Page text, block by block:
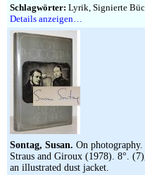
Schlagwörter: Lyrik, Signierte
Details anzeigen…
Sontag, Susan. On
Straus and Giroux (1978). 8°.
an illustrated dust jacket.